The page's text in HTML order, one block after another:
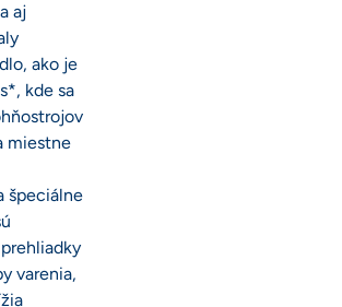
aj
ako je
kde sa
miestne
špeciálne
varenia,